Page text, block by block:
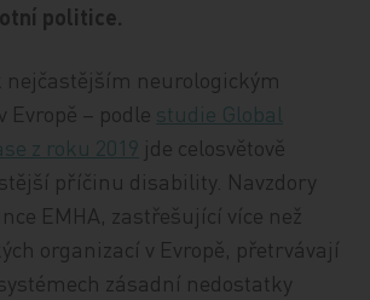
politice.
neurologickým
Evropě – podle studie Global
z roku 2019 jde celosvětově
příčinu disability. Navzdory
EMHA, zastřešující více než
organizací v Evropě, přetrvávají
zásadní nedostatky